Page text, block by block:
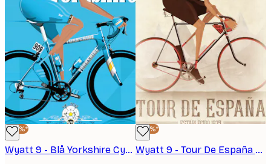
-40%*
Wyatt 9 - Blå Yorkshire Cyklist Plakat
-40%*
Wyatt 9 - Tour De España Cyklist Plakat